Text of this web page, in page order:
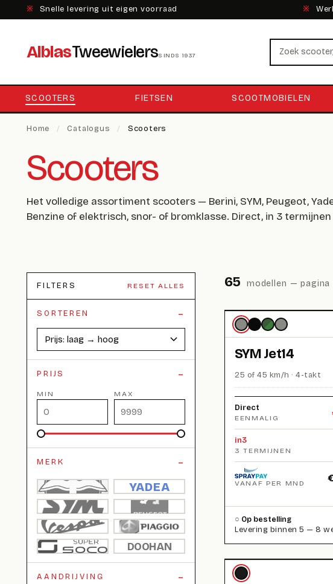
※ Snelle levering uit eigen voorraad ※
AlblasTweewielersSINDS 1937
Zoeken
SCOOTERS FIETSEN SCOOTMOBIELEN
Home / Catalogus / Scooters
Scooters
Het volledige assortiment scooters — Berini, SYM, Peugeot,
Benzine of elektrisch, snor- of bromklasse. Direct, in 3
FILTERS RESET ALLES
SORTEREN
PRIJS
MIN MAX
MERK
YADEA
DOOHAN
AANDRIJVING
65 modellen — pagina
SYM Jet14
25 of 45 km/h · 4-takt
Direct
EENMALIG
in3
3 TERMIJNEN
VANAF PER MND
Op bestelling
Levering binnen 5 — 8